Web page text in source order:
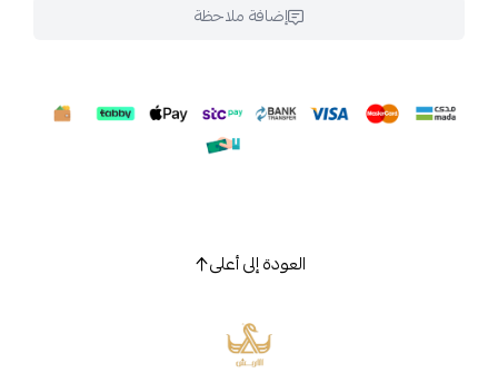
إضافة ملاحظة
العودة إلى أعلى